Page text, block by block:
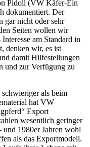
Pidoll (VW Käfer-Ein
dokumentiert. Der
gar nicht oder sehr
Seiten wollen wir
am Standard in
denken wir, es ist
damit Hilfestellungen
und zur Verfügung zu
als beim
hat VW
Export
wesentlich geringer
und 1980er Jahren wohl
als das Exportmodell.